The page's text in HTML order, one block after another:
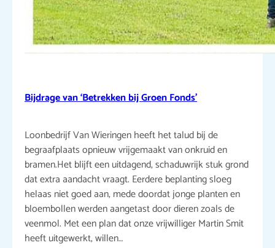
Bijdrage van ‘Betrekken bij Groen Fonds’
Loonbedrijf Van Wieringen heeft het talud bij de
begraafplaats opnieuw vrijgemaakt van onkruid en
bramen.Het blijft een uitdagend, schaduwrijk stuk grond
dat extra aandacht vraagt. Eerdere beplanting sloeg
helaas niet goed aan, mede doordat jonge planten en
bloembollen werden aangetast door dieren zoals de
veenmol. Met een plan dat onze vrijwilliger Martin Smit
heeft uitgewerkt, willen…